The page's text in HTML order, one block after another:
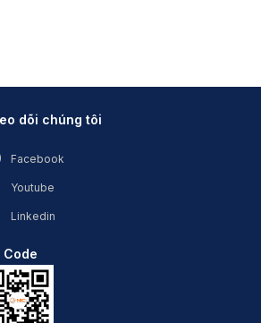
dõi chúng tôi
Facebook
Youtube
Linkedin
Code